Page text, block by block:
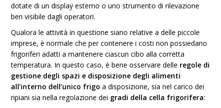
dotate di un display esterno o uno strumento di rilevazione
ben visibile dagli operatori.
Qualora le attività in questione siano relative a delle piccole
imprese, è normale che per contenere i costi non possiedano
frigoriferi adatti a mantenere ciascun cibo alla corretta
temperatura. In questo caso, è bene osservare delle regole di
gestione degli spazi e disposizione degli alimenti
all’interno dell’unico frigo a disposizione, sia nel carico dei
ripiani sia nella regolazione dei gradi della cella frigorifera: